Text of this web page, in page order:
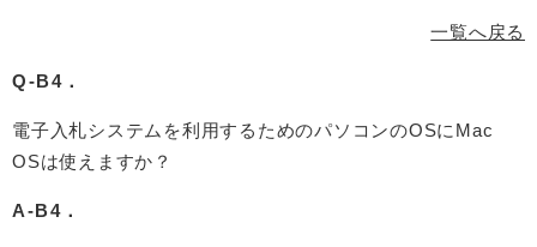
一覧へ戻る
Q-B4．
電子入札システムを利用するためのパソコンのOSにMac
OSは使えますか？
A-B4．